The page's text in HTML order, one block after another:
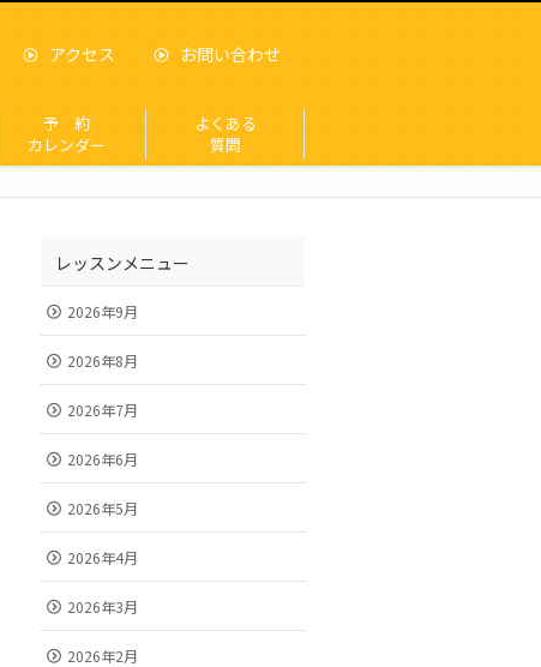
アクセス お問い合わせ
予 約
カレンダー
よくある
質問
レッスンメニュー
2026年9月
2026年8月
2026年7月
2026年6月
2026年5月
2026年4月
2026年3月
2026年2月